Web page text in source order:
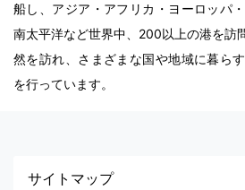
船し、アジア・アフリカ・ヨーロッパ
南太平洋など世界中、200以上の港を訪
然を訪れ、さまざまな国や地域に暮ら
を行っています。
サイトマップ